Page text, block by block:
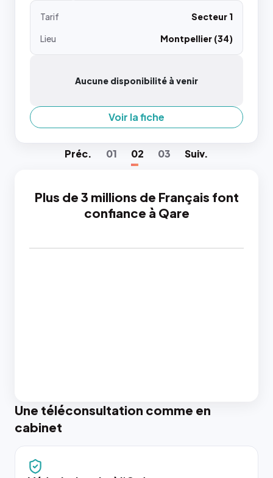
Tarif
Secteur 1
Lieu
Montpellier (34)
Aucune disponibilité à venir
Voir la fiche
Préc. 01 02 03 Suiv.
Plus de 3 millions de Français font
confiance à Qare
Une téléconsultation comme en
cabinet